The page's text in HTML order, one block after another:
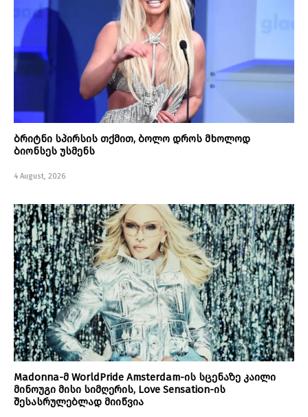
ბრიტნი სპირსის თქმით, ბოლო დროს მხოლოდ
ბიონსეს უსმენს
4 August, 2026
Madonna-მ WorldPride Amsterdam-ის სცენაზე კაილი
მინოუგი მისი სიმღერის, Love Sensation-ის
შესასრულებლად მიიწვია